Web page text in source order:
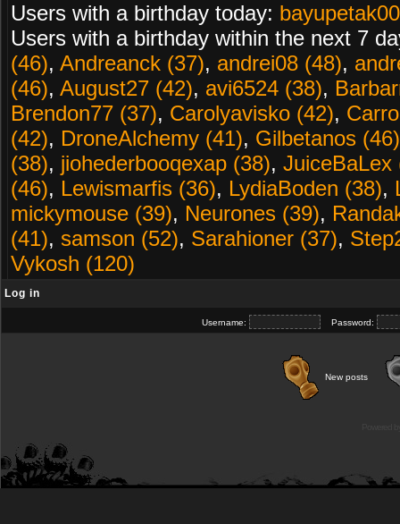
Users with a birthday today:
Users with a birthday within the next 7
(46), Andreanck (37), andrei08 (48),
(46), August27 (42), avi6524 (38),
Brendon77 (37), Carolyavisko (42),
(42), DroneAlchemy (41), Gilbetanos (46)
(38), jiohederbooqexap (38), JuiceBaLex
(46), Lewismarfis (36), LydiaBoden (38),
mickymouse (39), Neurones (39),
(41), samson (52), Sarahioner (37),
Vykosh (120)
Log in
Username: Password:
New posts